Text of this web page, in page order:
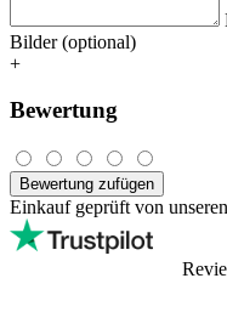
Bilder (optional)
+
Bewertung
Bewertung zufügen
Einkauf geprüft von